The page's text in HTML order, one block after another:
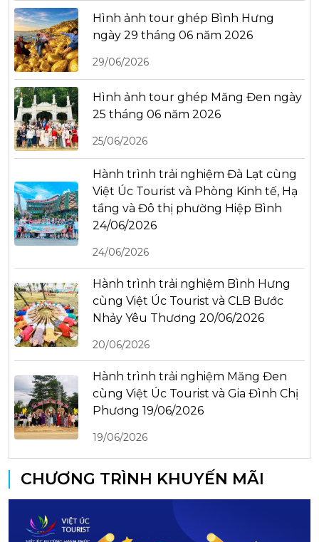
Hình ảnh tour ghép Bình Hưng
ngày 29 tháng 06 năm 2026
29/06/2026
Hình ảnh tour ghép Măng Đen ngày
25 tháng 06 năm 2026
25/06/2026
Hành trình trải nghiệm Đà Lạt cùng
Việt Úc Tourist và Phòng Kinh tế, Hạ
tầng và Đô thị phường Hiệp Bình
24/06/2026
24/06/2026
Hành trình trải nghiệm Bình Hưng
cùng Việt Úc Tourist và CLB Bước
Nhảy Yêu Thương 20/06/2026
20/06/2026
Hành trình trải nghiệm Măng Đen
cùng Việt Úc Tourist và Gia Đình Chị
Phương 19/06/2026
19/06/2026
CHƯƠNG TRÌNH KHUYẾN MÃI